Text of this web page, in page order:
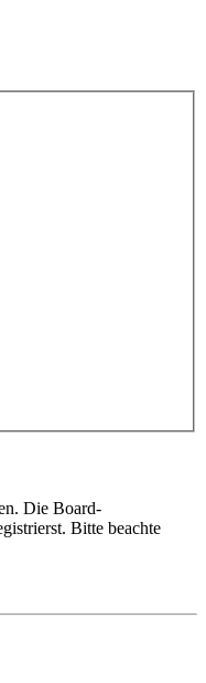
Die Board-
Bitte beachte